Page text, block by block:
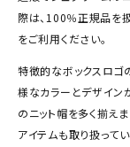
meeting_room ログイン
際は、100％正規品を
をご利用ください。
特徴的なボックスロゴ
様なカラーとデザイン
のニット帽を多く揃え
アイテムも取り扱って